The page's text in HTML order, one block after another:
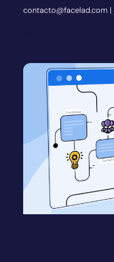
contacto@facelad.com